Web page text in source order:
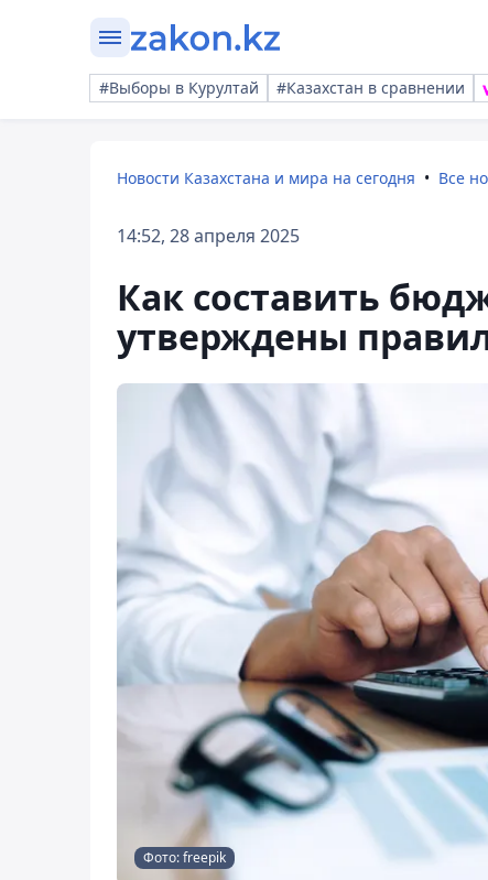
#Выборы в Курултай #Казахстан в сравнении
Новости Казахстана и мира на сегодня Все
14:52, 28 апреля 2025
Как составить
утверждены
Фото: freepik